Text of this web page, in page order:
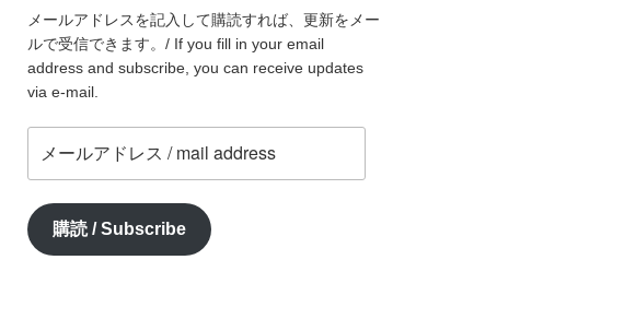
メールアドレスを記入して購読すれば、更新をメー
ルで受信できます。/ If you fill in your email
address and subscribe, you can receive updates
via e-mail.
ル
ア
ド
レ
購読 / Subscribe